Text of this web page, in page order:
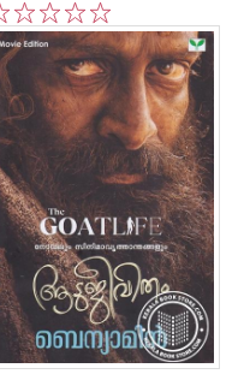
5
4
3
2